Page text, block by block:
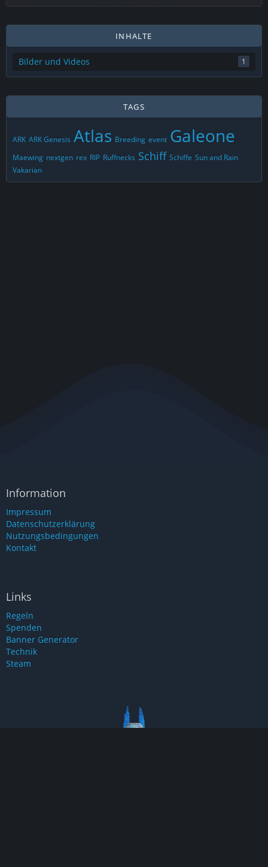
INHALTE
Bilder und Videos 1
TAGS
ARK ARK Genesis Atlas Breeding event Galeone
Maewing nextgen rex RIP Ruffnecks Schiff Schiffe Sun and Rain
Vakarian
Information
Impressum
Datenschutzerklärung
Nutzungsbedingungen
Kontakt
Links
Regeln
Spenden
Banner Generator
Technik
Steam